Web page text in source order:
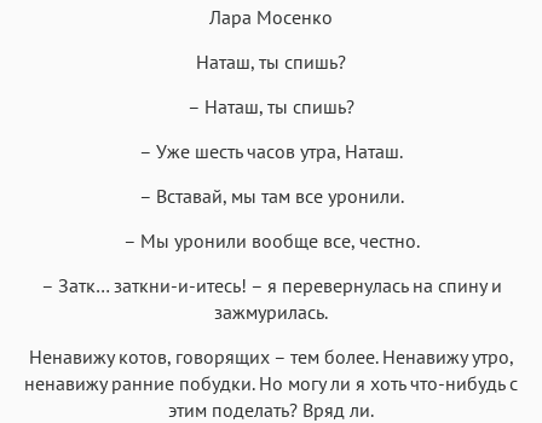
Аа
Garamond
Аа
Fira Sans
Аа
San Francisco Аа
SF Serif
Аа Аа
Аа Аа
Menlo
Лара Мосенко
Наташ, ты спишь?
– Наташ, ты спишь?
– Уже шесть часов утра, Наташ.
– Вставай, мы там все уронили.
– Мы уронили вообще все, честно.
– Затк… заткни-и-итесь! – я перевернулась на спину и
зажмурилась.
Ненавижу котов, говорящих – тем более. Ненавижу утро,
ненавижу ранние побудки. Но могу ли я хоть что-нибудь с
этим поделать? Вряд ли.